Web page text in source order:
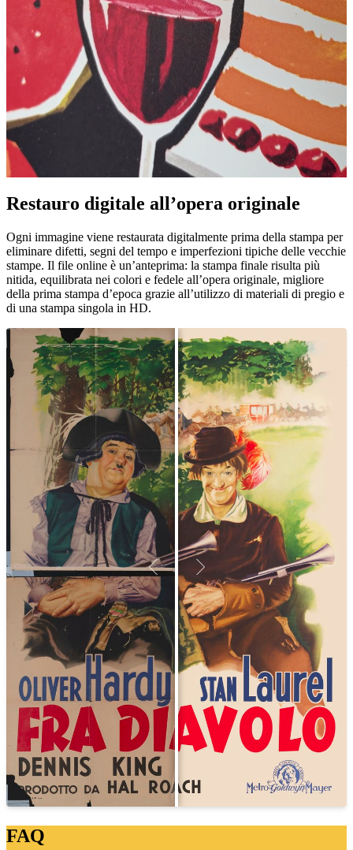
Pause
Restauro digitale all’opera originale
Ogni immagine viene restaurata digitalmente prima della stampa per
eliminare difetti, segni del tempo e imperfezioni tipiche delle vecchie
stampe. Il file online è un’anteprima: la stampa finale risulta più
nitida, equilibrata nei colori e fedele all’opera originale, migliore
della prima stampa d’epoca grazie all’utilizzo di materiali di pregio e
di una stampa singola in HD.
FAQ